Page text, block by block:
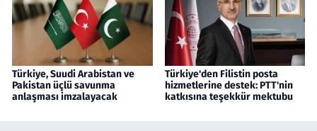
Türkiye, Suudi Arabistan ve
Pakistan üçlü savunma
anlaşması imzalayacak
Türkiye'den Filistin posta
hizmetlerine destek: PTT'nin
katkısına teşekkür mektubu